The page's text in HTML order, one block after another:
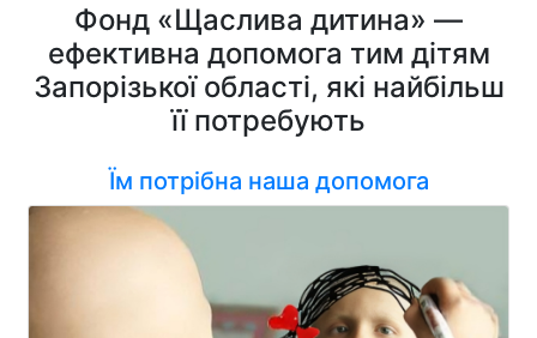
Фонд «Щаслива дитина» —
ефективна допомога тим дітям
Запорізької області, які найбільш
її потребують
Їм потрібна наша допомога